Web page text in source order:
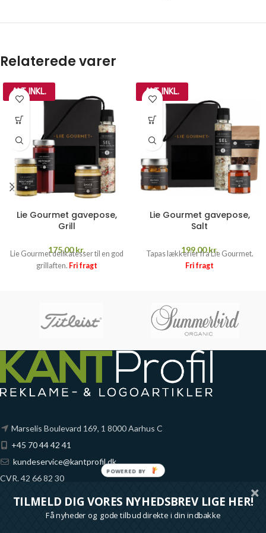
Relaterede varer
ALT INKL.
Lie Gourmet gavepose,
Grill
175,00kr.
Lie Gourmet delikatesser til en god
grillaften. Fri fragt
ALT INKL.
Lie Gourmet gavepose,
Salt
199,00kr.
Tapas lækkerier fra Lie Gourmet.
Fri fragt
Marselis Boulevard 169, 1 8000 Aarhus C
+45 70 44 42 41
kundeservice@kantprofil.dk
CVR. 42 66 82 30
Reg. 6851 Konto 1065689
TILMELD DIG VORES NYHEDSBREV LIGE HER!
Få nyheder og gode tilbud direkte i din indbakke
POWERED